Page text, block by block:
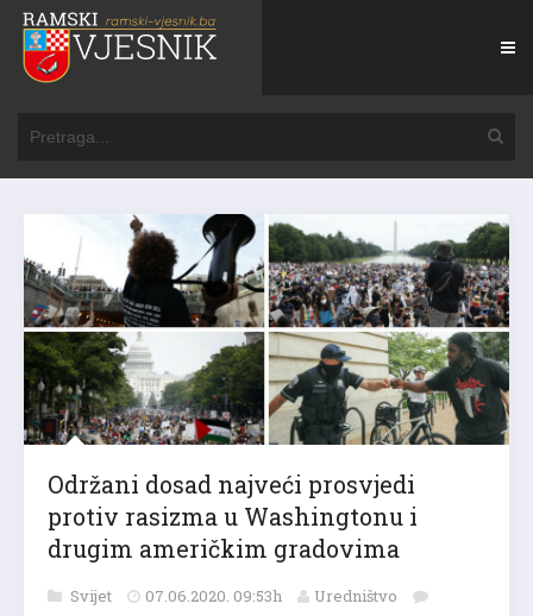
Održani dosad najveći prosvjedi
protiv rasizma u Washingtonu i
drugim američkim gradovima
Svijet 07.06.2020. 09:53h Uredništvo